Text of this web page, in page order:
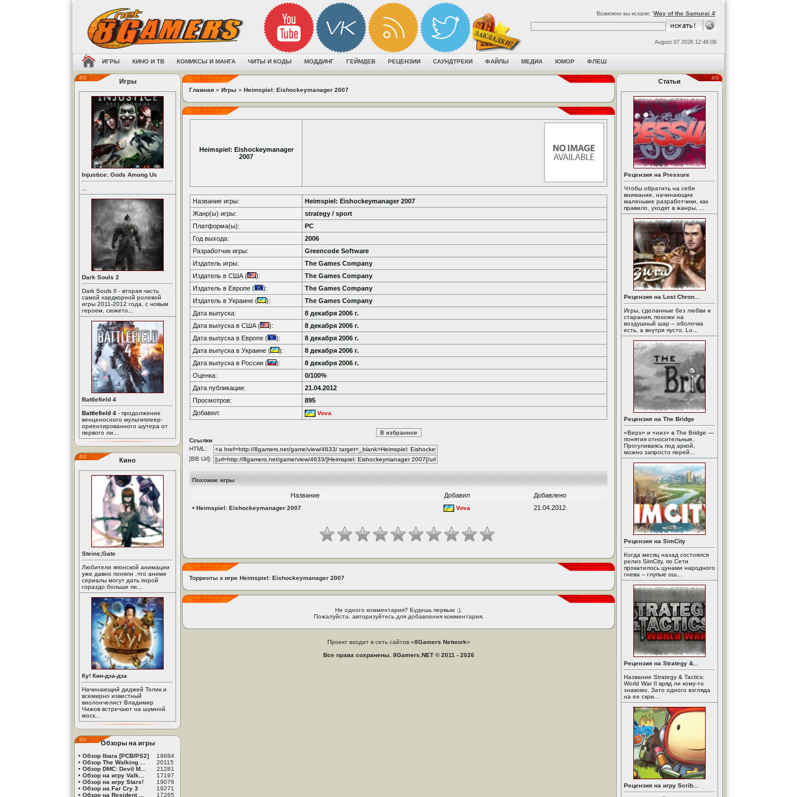
Возможно вы искали: 'Way of the Samurai 4'
August 07 2026 12:46:09
ИГРЫ КИНО И ТВ КОМИКСЫ И МАНГА ЧИТЫ И КОДЫ МОДДИНГ ГЕЙМДЕВ РЕЦЕНЗИИ САУНДТРЕКИ ФАЙЛЫ МЕДИА ЮМОР ФЛЕШ
Игры
Injustice: Gods Among Us
Dark Souls 2
Dark Souls II - вторая часть
самой хардкорной ролевой
игры 2011-2012 года, с новым
героем, сюжето...
Battlefield 4
Battlefield 4 - продолжение
венценосного мультиплеер-
ориентированного шутера от
первого ли...
Кино
Steins;Gate
Любители японской анимации
уже давно поняли ,что аниме
сериалы могут дать порой
гораздо больше пи...
Ку! Кин-дза-дза
Начинающий диджей Толик и
всемирно известный
виолончелист Владимир
Чижов встречают на шумной
моск...
Обзоры на игры
• Обзор Ibara [PCB/PS2]
19684
• Обзор The Walking ...
20115
• Обзор DMC: Devil M...
21281
• Обзор на игру Valk...
17197
• Обзор на игру Stars!
19076
• Обзор на Far Cry 3
19271
• Обзор на Resident ... 17265
Главная » Игры » Heimspiel: Eishockeymanager 2007
Heimspiel: Eishockeymanager
2007
Название игры:
Heimspiel: Eishockeymanager 2007
Жанр(ы) игры:
strategy / sport
Платформа(ы):
PC
Год выхода:
2006
Разработчик игры:
Greencode Software
Издатель игры:
The Games Company
Издатель в США (
):
The Games Company
Издатель в Европе (
):
The Games Company
Издатель в Украине (
):
The Games Company
Дата выпуска:
8 декабря 2006 г.
Дата выпуска в США (
):
8 декабря 2006 г.
Дата выпуска в Европе (
):
8 декабря 2006 г.
Дата выпуска в Украине (
):
8 декабря 2006 г.
Дата выпуска в России (
):
8 декабря 2006 г.
Оценка:
0/100%
Дата публикации:
21.04.2012
Просмотров:
895
Добавил:
Vova
Ссылки
HTML:
[BB Url]:
Похожие игры
Название Добавил
Добавлено
• Heimspiel: Eishockeymanager 2007 Vova 21.04.2012
Торренты к игре Heimspiel: Eishockeymanager 2007
Ни одного комментария? Будешь первым :).
Пожалуйста, авторизуйтесь для добавления комментария.
Проект входит в сеть сайтов «8Gamers Network»
Все права сохранены. 8Gamers.NET © 2011 - 2026
Статьи
Рецензия на Pressure
Чтобы обратить на себя
внимание, начинающие
маленькие разработчики, как
правило, уходят в жанры, ...
Рецензия на Lost Chron...
Игры, сделанные без любви и
старания, похожи на
воздушный шар – оболочка
есть, а внутри пусто. Lo...
Рецензия на The Bridge
«Верх» и «низ» в The Bridge —
понятия относительные.
Прогуливаясь под аркой,
можно запросто перей...
Рецензия на SimCity
Когда месяц назад состоялся
релиз SimCity, по Сети
прокатилось цунами народного
гнева – глупые ош...
Рецензия на Strategy &...
Название Strategy & Tactics:
World War II вряд ли кому-то
знакомо. Зато одного взгляда
на ее скри...
Рецензия на игру Scrib...